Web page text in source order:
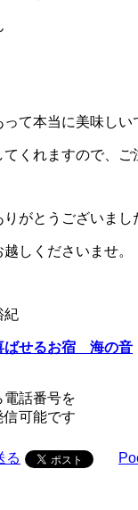
て本当に美味しい
てくれますので、
がとうございまし
しくださいませ。
紀
せるお宿 海の音
電話番号を
信可能です